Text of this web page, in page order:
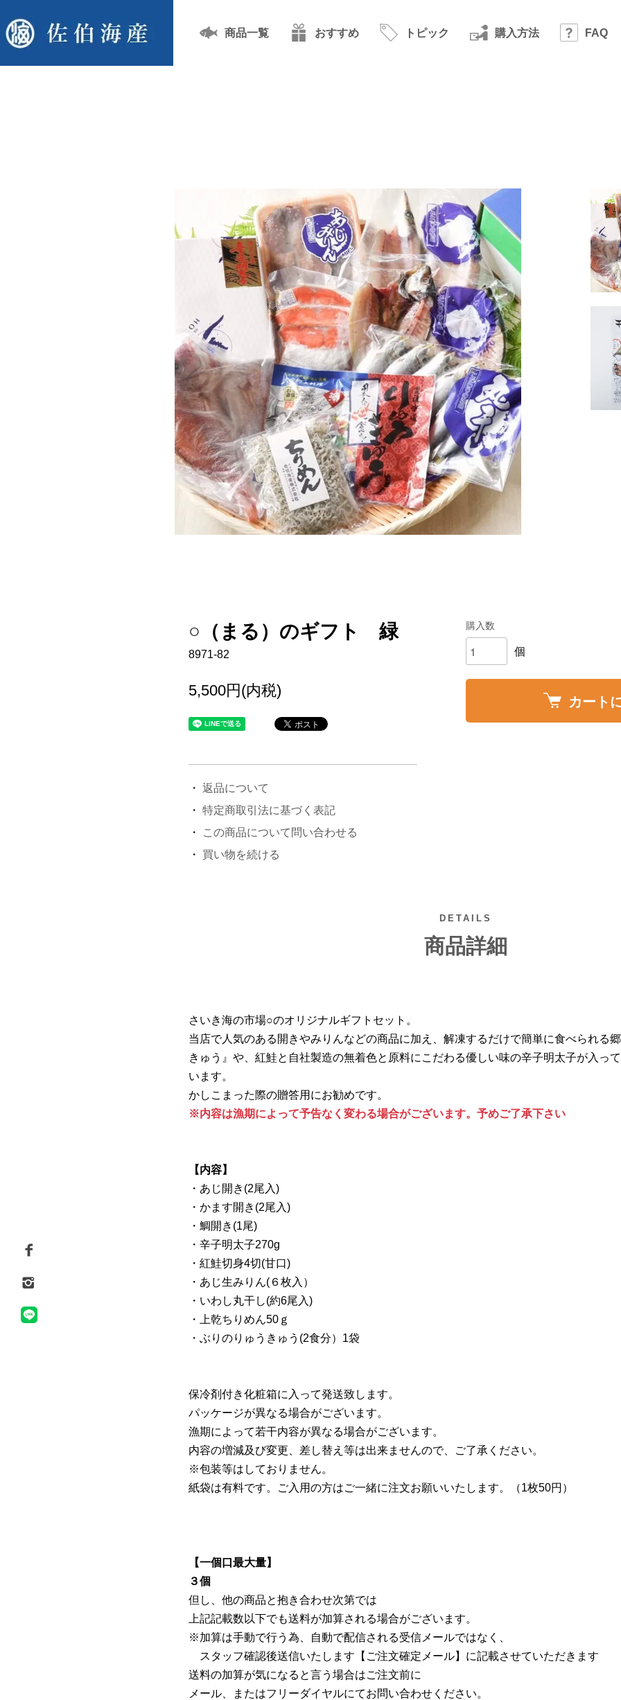
商品一覧 おすすめ トピック 購入方法 FAQ
○（まる）のギフト 緑
8971-82
5,500円(内税)
返品について
特定商取引法に基づく表記
この商品について問い合わせる
買い物を続ける
購入数
個
カート
DETAILS
商品詳細
さいき海の市場○のオリジナルギフトセット。
当店で人気のある開きやみりんなどの商品に加え、解凍するだけで簡単に食べられる
きゅう』や、紅鮭と自社製造の無着色と原料にこだわる優しい味の辛子明太子が入っ
います。
かしこまった際の贈答用にお勧めです。
※内容は漁期によって予告なく変わる場合がございます。予めご了承下さい
【内容】
・あじ開き(2尾入)
・かます開き(2尾入)
・鯛開き(1尾)
・辛子明太子270g
・紅鮭切身4切(甘口)
・あじ生みりん(６枚入）
・いわし丸干し(約6尾入)
・上乾ちりめん50ｇ
・ぶりのりゅうきゅう(2食分）1袋
保冷剤付き化粧箱に入って発送致します。
パッケージが異なる場合がございます。
漁期によって若干内容が異なる場合がございます。
内容の増減及び変更、差し替え等は出来ませんので、ご了承ください。
※包装等はしておりません。
紙袋は有料です。ご入用の方はご一緒に注文お願いいたします。（1枚50円）
【一個口最大量】
３個
但し、他の商品と抱き合わせ次第では
上記記載数以下でも送料が加算される場合がございます。
※加算は手動で行う為、自動で配信される受信メールではなく、
スタッフ確認後送信いたします【ご注文確定メール】に記載させていただきます
送料の加算が気になると言う場合はご注文前に
メール、またはフリーダイヤルにてお問い合わせください。